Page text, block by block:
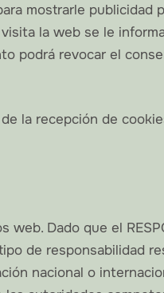
mostrarle publicidad
la web se le
podrá revocar el
la recepción de
Dado que el
de responsabilidad
nacional o